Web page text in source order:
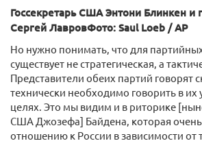
Госсекретарь США Энтони Блинкен и
Сергей ЛавровФото: Saul Loeb / AP
Но нужно понимать, что для
существует не стратегическая, а
Представители обеих партий говорят
технически необходимо говорить в их
целях. Это мы видим и в риторике
США Джозефа] Байдена, которая очень
отношению к России в зависимости от